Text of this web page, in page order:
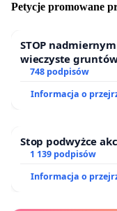
Petycje promowane
STOP
wieczyste
ogrody działkowe.
748 podpisów
Informacja o
Stop podwyżce
1 139 podpisów
Informacja o